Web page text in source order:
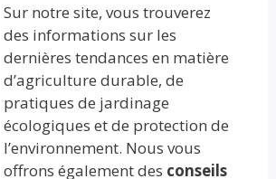
Sur notre site, vous trouverez
des informations sur les
dernières tendances en matière
d’agriculture durable, de
pratiques de jardinage
écologiques et de protection de
l’environnement. Nous vous
offrons également des conseils